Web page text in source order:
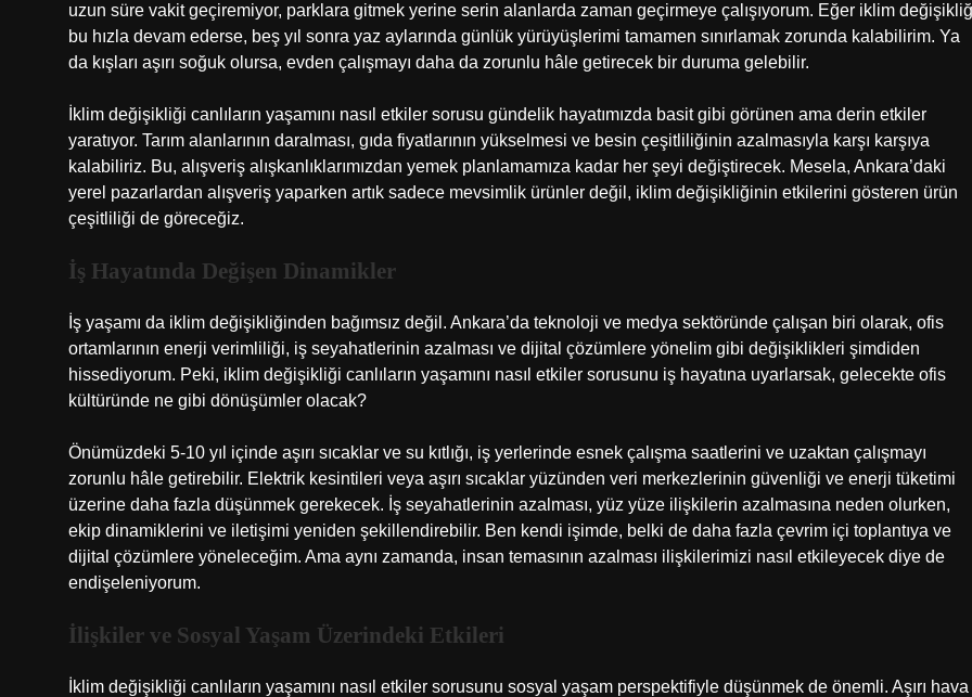
uzun süre vakit geçiremiyor, parklara gitmek yerine serin alanlarda zaman geçirmeye çalışıyorum. Eğer iklim
bu hızla devam ederse, beş yıl sonra yaz aylarında günlük yürüyüşlerimi tamamen sınırlamak zorunda kalabilirim. Ya
da kışları aşırı soğuk olursa, evden çalışmayı daha da zorunlu hâle getirecek bir duruma gelebilir.
İklim değişikliği canlıların yaşamını nasıl etkiler sorusu gündelik hayatımızda basit gibi görünen ama derin etkiler
yaratıyor. Tarım alanlarının daralması, gıda fiyatlarının yükselmesi ve besin çeşitliliğinin azalmasıyla karşı karşıya
kalabiliriz. Bu, alışveriş alışkanlıklarımızdan yemek planlamamıza kadar her şeyi değiştirecek. Mesela, Ankara’daki
yerel pazarlardan alışveriş yaparken artık sadece mevsimlik ürünler değil, iklim değişikliğinin etkilerini gösteren ürün
çeşitliliği de göreceğiz.
İş Hayatında Değişen Dinamikler
İş yaşamı da iklim değişikliğinden bağımsız değil. Ankara’da teknoloji ve medya sektöründe çalışan biri olarak, ofis
ortamlarının enerji verimliliği, iş seyahatlerinin azalması ve dijital çözümlere yönelim gibi değişiklikleri şimdiden
hissediyorum. Peki, iklim değişikliği canlıların yaşamını nasıl etkiler sorusunu iş hayatına uyarlarsak, gelecekte ofis
kültüründe ne gibi dönüşümler olacak?
Önümüzdeki 5-10 yıl içinde aşırı sıcaklar ve su kıtlığı, iş yerlerinde esnek çalışma saatlerini ve uzaktan çalışmayı
zorunlu hâle getirebilir. Elektrik kesintileri veya aşırı sıcaklar yüzünden veri merkezlerinin güvenliği ve enerji tüketimi
üzerine daha fazla düşünmek gerekecek. İş seyahatlerinin azalması, yüz yüze ilişkilerin azalmasına neden olurken,
ekip dinamiklerini ve iletişimi yeniden şekillendirebilir. Ben kendi işimde, belki de daha fazla çevrim içi toplantıya ve
dijital çözümlere yöneleceğim. Ama aynı zamanda, insan temasının azalması ilişkilerimizi nasıl etkileyecek diye de
endişeleniyorum.
İlişkiler ve Sosyal Yaşam Üzerindeki Etkileri
İklim değişikliği canlıların yaşamını nasıl etkiler sorusunu sosyal yaşam perspektifiyle düşünmek de önemli. Aşırı hava